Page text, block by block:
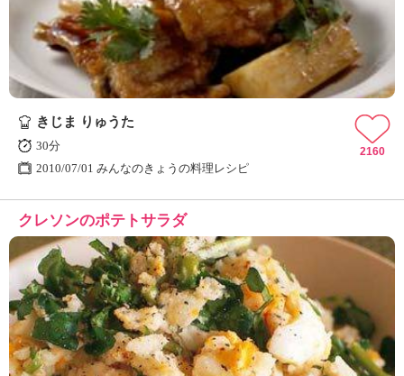
きじま りゅうた
30分
2010/07/01 みんなのきょうの料理レシピ
2160
クレソンのポテトサラダ